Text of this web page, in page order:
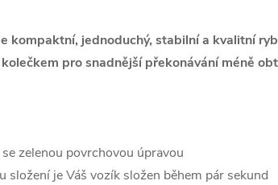
kompaktní, jednoduchý, stabilní a kvalitní
pro snadnější překonávání méně
zelenou povrchovou úpravou
složení je Váš vozík složen během pár sekund